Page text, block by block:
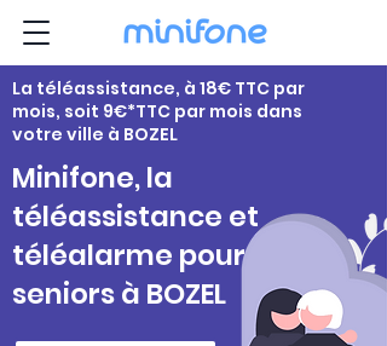
La téléassistance, à 18€ TTC par
mois, soit 9€*TTC par mois dans
votre ville à BOZEL
Minifone, la
téléassistance et
téléalarme pour
seniors à BOZEL